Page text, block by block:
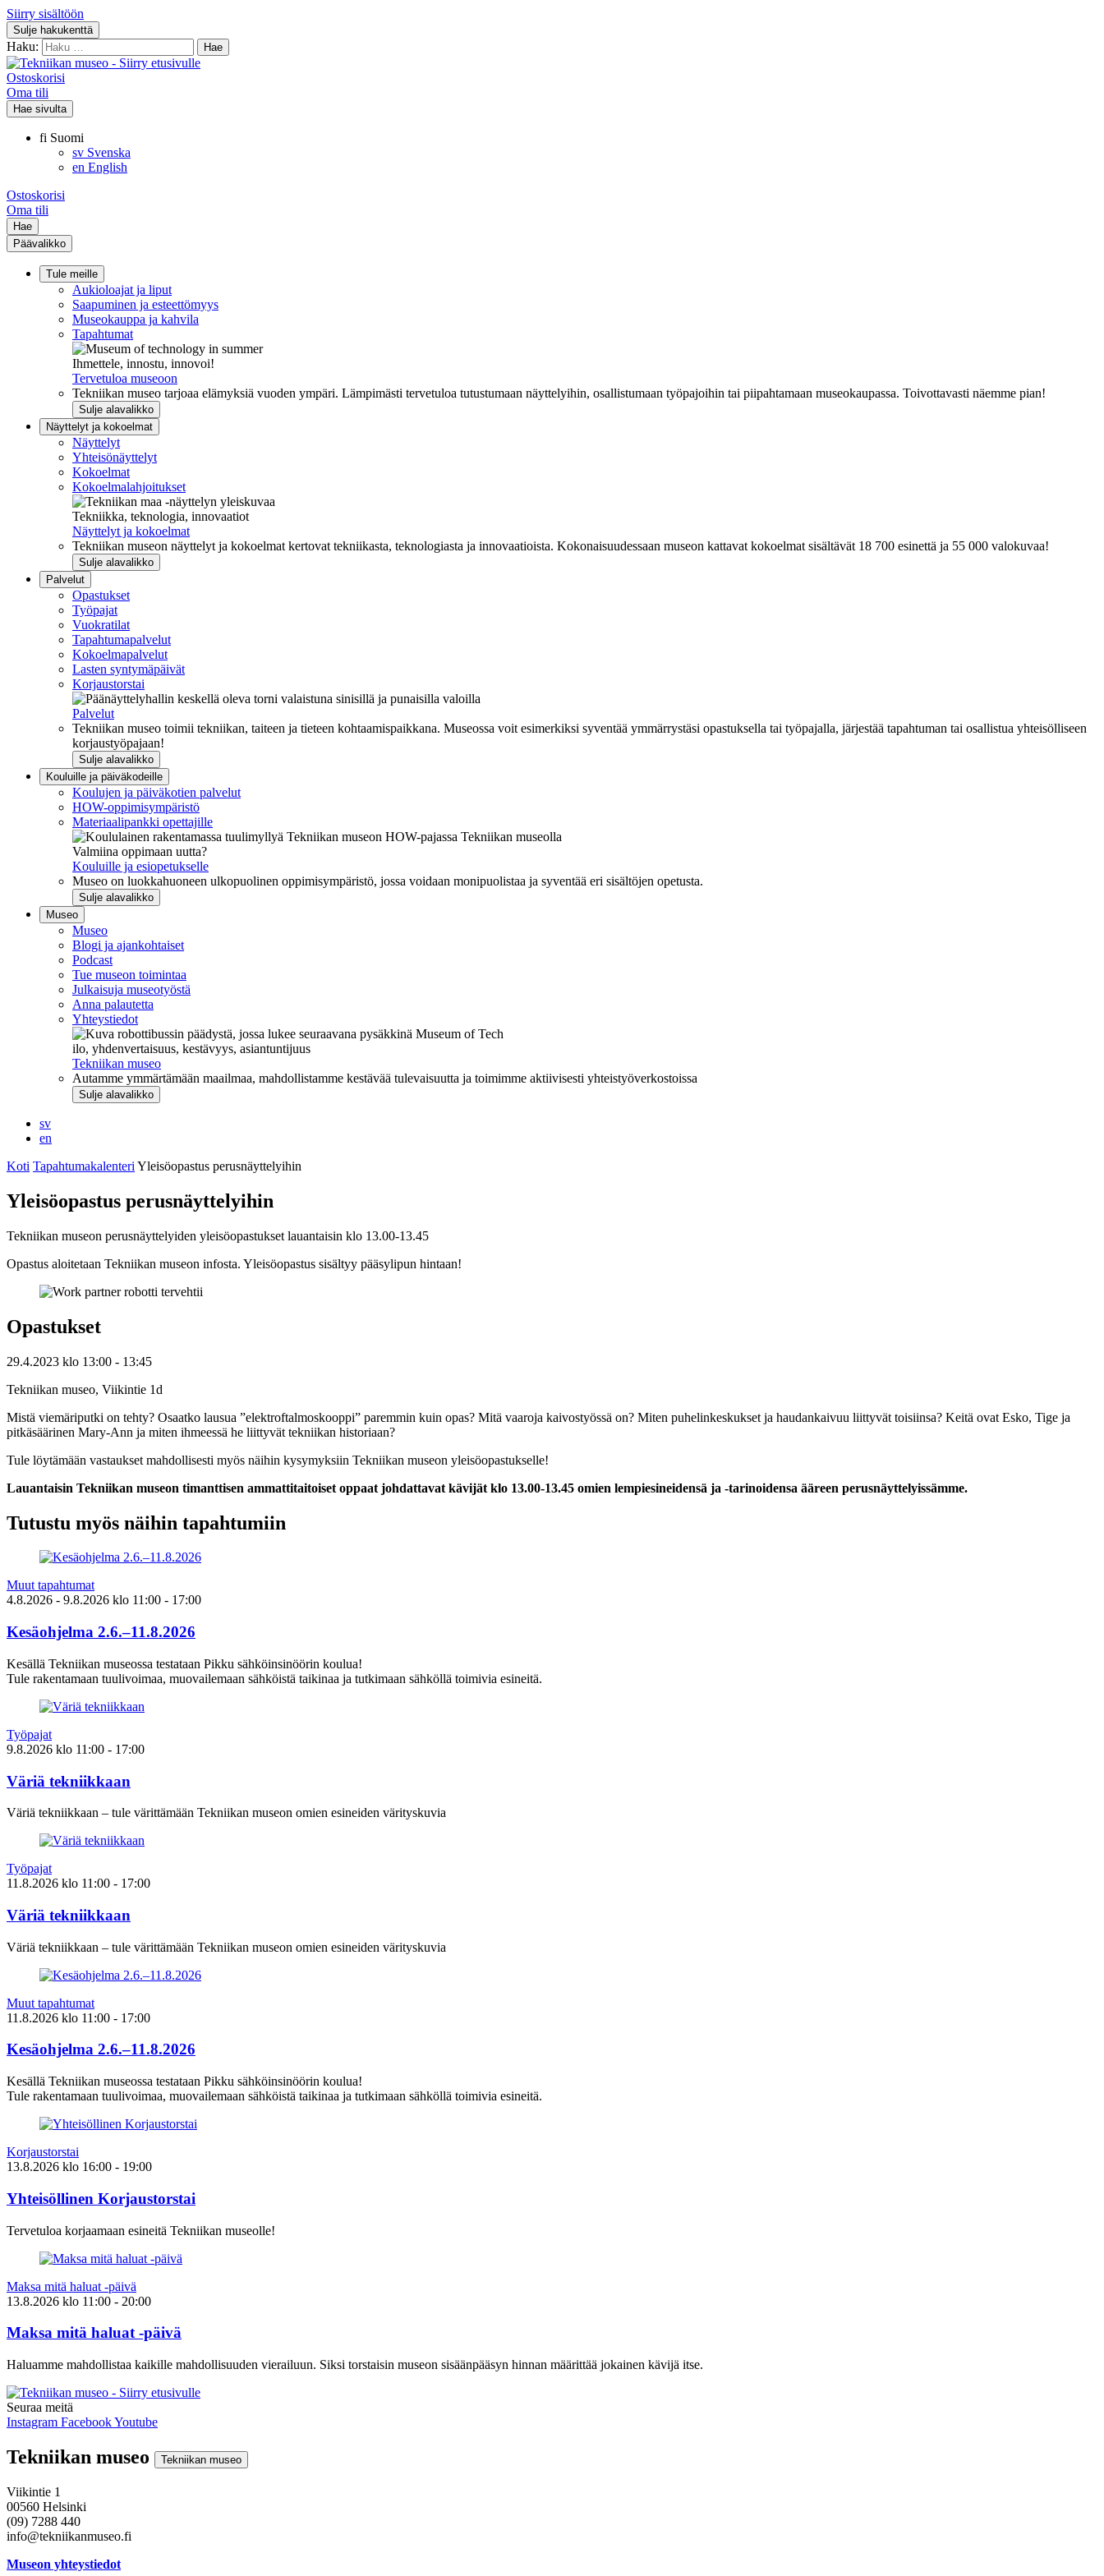
Siirry sisältöön
Sulje hakukenttä
Haku:
Ostoskorisi
Oma tili
Hae sivulta
fi Suomi
sv Svenska
en English
Ostoskorisi
Oma tili
Hae
Päävalikko
Tule meille
Aukioloajat ja liput
Saapuminen ja esteettömyys
Museokauppa ja kahvila
Tapahtumat
Ihmettele, innostu, innovoi!
Tervetuloa museoon
Tekniikan museo tarjoaa elämyksiä vuoden ympäri. Lämpimästi tervetuloa tutustumaan näyttelyihin, osallistumaan työpajoihin tai piipahtamaan museokaupassa. Toivottavasti näemme pian!
Sulje alavalikko
Näyttelyt ja kokoelmat
Näyttelyt
Yhteisönäyttelyt
Kokoelmat
Kokoelmalahjoitukset
Tekniikka, teknologia, innovaatiot
Näyttelyt ja kokoelmat
Tekniikan museon näyttelyt ja kokoelmat kertovat tekniikasta, teknologiasta ja innovaatioista. Kokonaisuudessaan museon kattavat kokoelmat sisältävät 18 700 esinettä ja 55 000 valokuvaa!
Sulje alavalikko
Palvelut
Opastukset
Työpajat
Vuokratilat
Tapahtumapalvelut
Kokoelmapalvelut
Lasten syntymäpäivät
Korjaustorstai
Palvelut
Tekniikan museo toimii tekniikan, taiteen ja tieteen kohtaamispaikkana. Museossa voit esimerkiksi syventää ymmärrystäsi opastuksella tai työpajalla, järjestää tapahtuman tai osallistua yhteisölliseen
korjaustyöpajaan!
Sulje alavalikko
Kouluille ja päiväkodeille
Koulujen ja päiväkotien palvelut
HOW-oppimisympäristö
Materiaalipankki opettajille
Valmiina oppimaan uutta?
Kouluille ja esiopetukselle
Museo on luokkahuoneen ulkopuolinen oppimisympäristö, jossa voidaan monipuolistaa ja syventää eri sisältöjen opetusta.
Sulje alavalikko
Museo
Museo
Blogi ja ajankohtaiset
Podcast
Tue museon toimintaa
Julkaisuja museotyöstä
Anna palautetta
Yhteystiedot
ilo, yhdenvertaisuus, kestävyys, asiantuntijuus
Tekniikan museo
Autamme ymmärtämään maailmaa, mahdollistamme kestävää tulevaisuutta ja toimimme aktiivisesti yhteistyöverkostoissa
Sulje alavalikko
sv
en
Koti Tapahtumakalenteri Yleisöopastus perusnäyttelyihin
Yleisöopastus perusnäyttelyihin
Tekniikan museon perusnäyttelyiden yleisöopastukset lauantaisin klo 13.00-13.45
Opastus aloitetaan Tekniikan museon infosta. Yleisöopastus sisältyy pääsylipun hintaan!
Opastukset
29.4.2023 klo 13:00 - 13:45
Tekniikan museo, Viikintie 1d
Mistä viemäriputki on tehty? Osaatko lausua ”elektroftalmoskooppi” paremmin kuin opas? Mitä vaaroja kaivostyössä on? Miten puhelinkeskukset ja haudankaivuu liittyvät toisiinsa? Keitä ovat Esko, Tige ja
pitkäsäärinen Mary-Ann ja miten ihmeessä he liittyvät tekniikan historiaan?
Tule löytämään vastaukset mahdollisesti myös näihin kysymyksiin Tekniikan museon yleisöopastukselle!
Lauantaisin Tekniikan museon timanttisen ammattitaitoiset oppaat johdattavat kävijät klo 13.00-13.45 omien lempiesineidensä ja -tarinoidensa ääreen perusnäyttelyissämme.
Tutustu myös näihin tapahtumiin
Muut tapahtumat
4.8.2026 - 9.8.2026 klo 11:00 - 17:00
Kesäohjelma 2.6.–11.8.2026
Kesällä Tekniikan museossa testataan Pikku sähköinsinöörin koulua!
Tule rakentamaan tuulivoimaa, muovailemaan sähköistä taikinaa ja tutkimaan sähköllä toimivia esineitä.
Työpajat
9.8.2026 klo 11:00 - 17:00
Väriä tekniikkaan
Väriä tekniikkaan – tule värittämään Tekniikan museon omien esineiden värityskuvia
Työpajat
11.8.2026 klo 11:00 - 17:00
Väriä tekniikkaan
Väriä tekniikkaan – tule värittämään Tekniikan museon omien esineiden värityskuvia
Muut tapahtumat
11.8.2026 klo 11:00 - 17:00
Kesäohjelma 2.6.–11.8.2026
Kesällä Tekniikan museossa testataan Pikku sähköinsinöörin koulua!
Tule rakentamaan tuulivoimaa, muovailemaan sähköistä taikinaa ja tutkimaan sähköllä toimivia esineitä.
Korjaustorstai
13.8.2026 klo 16:00 - 19:00
Yhteisöllinen Korjaustorstai
Tervetuloa korjaamaan esineitä Tekniikan museolle!
Maksa mitä haluat -päivä
13.8.2026 klo 11:00 - 20:00
Maksa mitä haluat -päivä
Haluamme mahdollistaa kaikille mahdollisuuden vierailuun. Siksi torstaisin museon sisäänpääsyn hinnan määrittää jokainen kävijä itse.
Seuraa meitä
Instagram FacebookYoutube
Tekniikan museo Tekniikan museo
Viikintie 1
00560 Helsinki
(09) 7288 440
info@tekniikanmuseo.fi
Museon yhteystiedot